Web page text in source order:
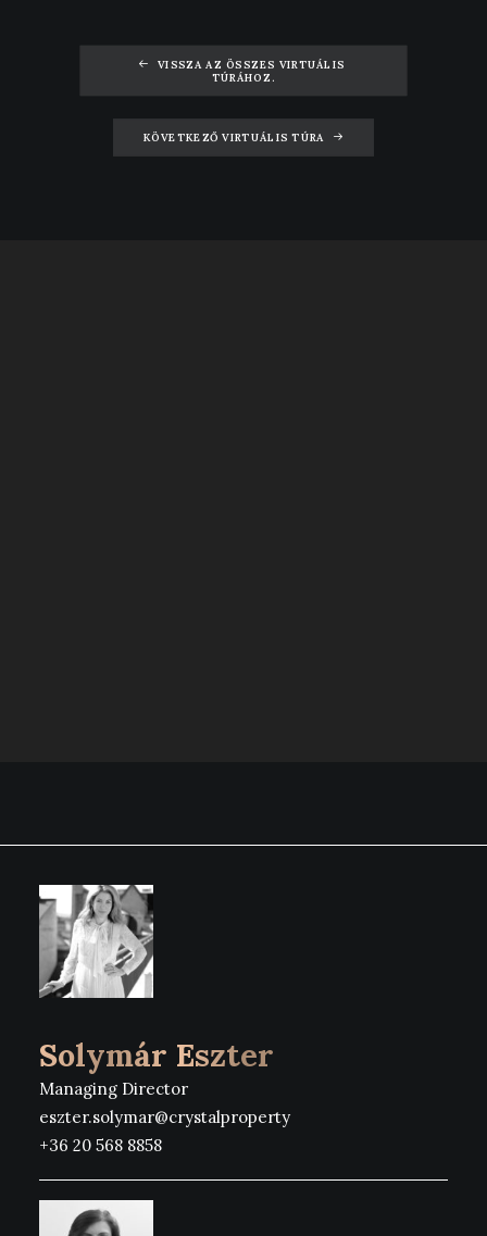
VISSZA AZ ÖSSZES VIRTUÁLIS
TÚRÁHOZ.
KÖVETKEZŐ VIRTUÁLIS TÚRA
Solymár Eszter
Managing Director
eszter.solymar@crystalproperty
+36 20 568 8858